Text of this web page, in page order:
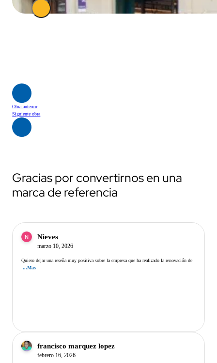
Obra anterior
Siguiente obra
Gracias por convertirnos en una
marca de referencia
Nieves
marzo 10, 2026
Quiero dejar una reseña muy positiva sobre la empresa que ha realizado la renovación de
...Mas
francisco marquez lopez
febrero 16, 2026